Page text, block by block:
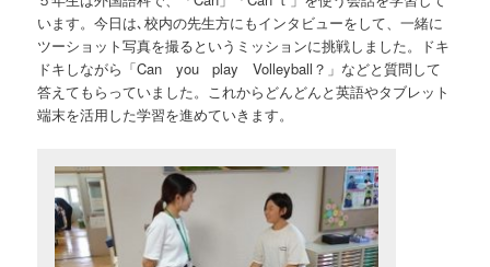
います。今日は､校内の先生方にもインタビューをして、一緒に
ツーショット写真を撮るというミッションに挑戦しました。ドキ
ドキしながら「Can you play Volleyball？」などと質問して
答えてもらっていました。これからどんどんと英語やタブレット
端末を活用した学習を進めていきます。